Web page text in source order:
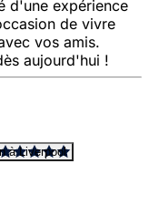
d'une expérience
de vivre
vos amis.
aujourd'hui !
à Liverpool